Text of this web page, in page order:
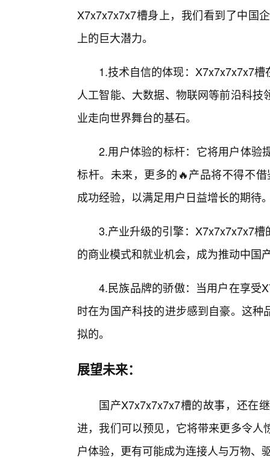
X7x7x7x7x7槽身上，我们看到了中国
上的巨大潜力。
1.技术自信的体现：X7x7x7x7x7
人工智能、大数据、物联网等前沿科
业走向世界舞台的基石。
2.用户体验的标杆：它将用户体验
标杆。未来，更多的🔥产品将不得不
成功经验，以满足用户日益增长的期待
3.产业升级的引擎：X7x7x7x7x7
的商业模式和就业机会，成为推动中国
4.民族品牌的骄傲：当用户在享受
时在为国产科技的进步感到自豪。这
拟的。
展望未来：
国产X7x7x7x7x7槽的故事，还在
进，我们可以预见，它将带来更多令
户体验，更有可能成为连接人与万物、